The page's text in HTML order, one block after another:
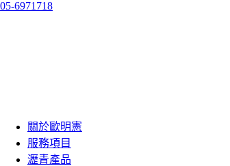
05-6971718
關於歐明憲
服務項目
瀝青產品